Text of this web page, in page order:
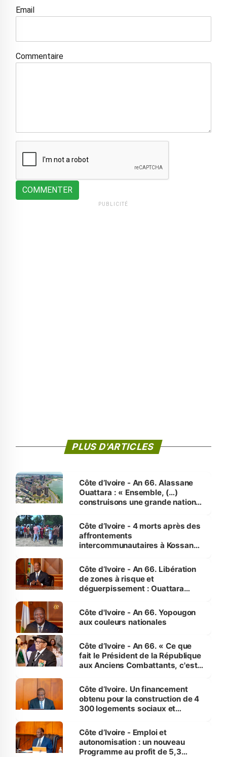
Email
Commentaire
COMMENTER
PUBLICITÉ
PLUS D'ARTICLES
Côte d’Ivoire - An 66. Alassane
Ouattara : « Ensemble, (…)
construisons une grande nation
générations futures »
Côte d’Ivoire - 4 morts après des
affrontements
intercommunautaires à Kossandji
milieu des sinistrés
Côte d’Ivoire - An 66. Libération
de zones à risque et
déguerpissement : Ouattara
l'Etat de droit pour préserver les
vies humaines »
Côte d'Ivoire - An 66. Yopougon
aux couleurs nationales
Côte d’Ivoire - An 66. « Ce que
fait le Président de la République
aux Anciens Combattants, c'est
Côte d’Ivoire. Un financement
obtenu pour la construction de 4
300 logements sociaux et
et Yamoussoukro
Côte d’Ivoire - Emploi et
autonomisation : un nouveau
Programme au profit de 5,3